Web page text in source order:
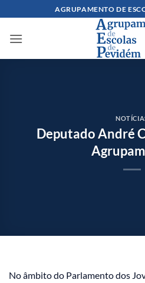
content
AGRUPAMENTO DE
Deputado André
No âmbito do Parlamento dos